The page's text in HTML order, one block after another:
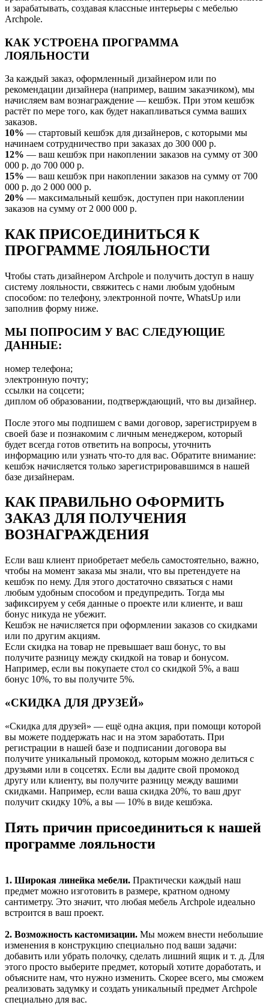
и зарабатывать, создавая классные интерьеры с мебелью
Archpole.
КАК УСТРОЕНА ПРОГРАММА
ЛОЯЛЬНОСТИ
За каждый заказ, оформленный дизайнером или по
рекомендации дизайнера (например, вашим заказчиком), мы
начисляем вам вознаграждение — кешбэк. При этом кешбэк
растёт по мере того, как будет накапливаться сумма ваших
заказов.
10% — стартовый кешбэк для дизайнеров, с которыми мы
начинаем сотрудничество при заказах до 300 000 р.
12% — ваш кешбэк при накоплении заказов на сумму от 300
000 р. до 700 000 р.
15% — ваш кешбэк при накоплении заказов на сумму от 700
000 р. до 2 000 000 р.
20% — максимальный кешбэк, доступен при накоплении
заказов на сумму от 2 000 000 р.
КАК ПРИСОЕДИНИТЬСЯ К
ПРОГРАММЕ ЛОЯЛЬНОСТИ
Чтобы стать дизайнером Archpole и получить доступ в нашу
систему лояльности, свяжитесь с нами любым удобным
способом: по телефону, электронной почте, WhatsUp или
заполнив форму ниже.
МЫ ПОПРОСИМ У ВАС СЛЕДУЮЩИЕ
ДАННЫЕ:
номер телефона;
электронную почту;
ссылки на соцсети;
диплом об образовании, подтверждающий, что вы дизайнер.
После этого мы подпишем с вами договор, зарегистрируем в
своей базе и познакомим с личным менеджером, который
будет всегда готов ответить на вопросы, уточнить
информацию или узнать что-то для вас. Обратите внимание:
кешбэк начисляется только зарегистрировавшимся в нашей
базе дизайнерам.
КАК ПРАВИЛЬНО ОФОРМИТЬ
ЗАКАЗ ДЛЯ ПОЛУЧЕНИЯ
ВОЗНАГРАЖДЕНИЯ
Если ваш клиент приобретает мебель самостоятельно, важно,
чтобы на момент заказа мы знали, что вы претендуете на
кешбэк по нему. Для этого достаточно связаться с нами
любым удобным способом и предупредить. Тогда мы
зафиксируем у себя данные о проекте или клиенте, и ваш
бонус никуда не убежит.
Кешбэк не начисляется при оформлении заказов со скидками
или по другим акциям.
Если скидка на товар не превышает ваш бонус, то вы
получите разницу между скидкой на товар и бонусом.
Например, если вы покупаете стол со скидкой 5%, а ваш
бонус 10%, то вы получите 5%.
«СКИДКА ДЛЯ ДРУЗЕЙ»
«Скидка для друзей» — ещё одна акция, при помощи которой
вы можете поддержать нас и на этом заработать. При
регистрации в нашей базе и подписании договора вы
получите уникальный промокод, которым можно делиться с
друзьями или в соцсетях. Если вы дадите свой промокод
другу или клиенту, вы получите разницу между вашими
скидками. Например, если ваша скидка 20%, то ваш друг
получит скидку 10%, а вы — 10% в виде кешбэка.
Пять причин присоединиться к нашей
программе лояльности
1. Широкая линейка мебели. Практически каждый наш
предмет можно изготовить в размере, кратном одному
сантиметру. Это значит, что любая мебель Archpole идеально
встроится в ваш проект.
2. Возможность кастомизации. Мы можем внести небольшие
изменения в конструкцию специально под ваши задачи:
добавить или убрать полочку, сделать лишний ящик и т. д. Для
этого просто выберите предмет, который хотите доработать, и
объясните нам, что нужно изменить. Скорее всего, мы сможем
реализовать задумку и создать уникальный предмет Archpole
специально для вас.